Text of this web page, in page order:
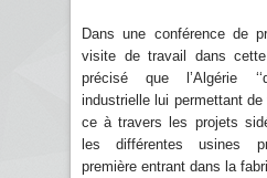
Dans une conférence de
visite de travail dans
précisé que l’Algérie
industrielle lui permettant
ce à travers les projets
les différentes usines
première entrant dans la